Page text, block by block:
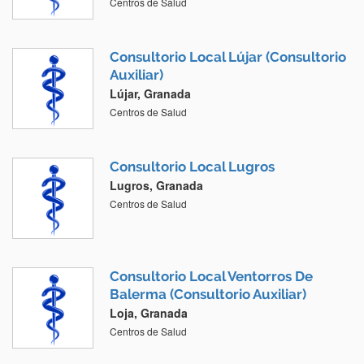
Consultorio Local Lújar (Consultorio
Auxiliar)
Lújar, Granada
Centros de Salud
Consultorio Local Lugros
Lugros, Granada
Centros de Salud
Consultorio Local Ventorros De
Balerma (Consultorio Auxiliar)
Loja, Granada
Centros de Salud